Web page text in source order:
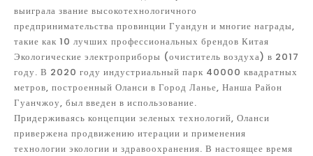
выиграла звание высокотехнологичного
предпринимательства провинции Гуандун и многие награды,
такие как 10 лучших профессиональных брендов Китая
Экологические электроприборы (очиститель воздуха) в 2017
году. В 2020 году индустриальный парк 40000 квадратных
метров, построенный Оланси в Город Ланье, Нанша Район
Гуанчжоу, был введен в использование.
Придерживаясь концепции зеленых технологий, Оланси
привержена продвижению итерации и применения
технологии экологии и здравоохранения. В настоящее время